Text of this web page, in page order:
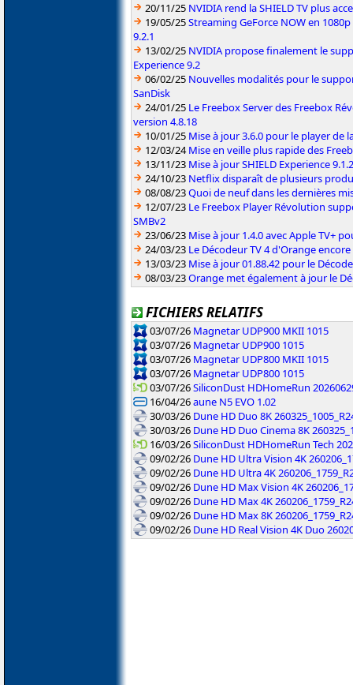
20/11/25 NVIDIA rend la SHIELD TV plus
19/05/25Streaming GeForce NOW en 1080p
9.2.1
13/02/25 NVIDIA propose finalement le
Experience 9.2
06/02/25 Nouvelles modalités pour le
SanDisk
24/01/25 Le Freebox Server des Freebox
version 4.8.18
10/01/25 Mise à jour 3.6.0 pour le player de
12/03/24Mise en veille plus rapide des
13/11/23 Mise à jour SHIELD Experience
24/10/23 Netflix disparaît de plusieurs
08/08/23Quoi de neuf dans les dernières
12/07/23 Le Freebox Player Révolution
SMBv2
23/06/23 Mise à jour 1.4.0 avec Apple TV+
24/03/23 Le Décodeur TV 4 d'Orange
13/03/23 Mise à jour 01.88.42 pour le
08/03/23Orange met également à jour le
FICHIERS RELATIFS
03/07/26 Magnetar UDP900 MKII 1015
03/07/26 Magnetar UDP900 1015
03/07/26 Magnetar UDP800 MKII 1015
03/07/26 Magnetar UDP800 1015
03/07/26SiliconDust HDHomeRun
16/04/26aune N5 EVO 1.02
30/03/26 Dune HD Duo 8K
30/03/26 Dune HD Duo Cinema 8K
16/03/26SiliconDust HDHomeRun Tech
09/02/26 Dune HD Ultra Vision 4K
09/02/26 Dune HD Ultra 4K
09/02/26 Dune HD Max Vision 4K
09/02/26 Dune HD Max 4K
09/02/26 Dune HD Max 8K
09/02/26 Dune HD Real Vision 4K Duo